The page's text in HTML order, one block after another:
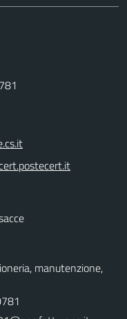
manutenzione,